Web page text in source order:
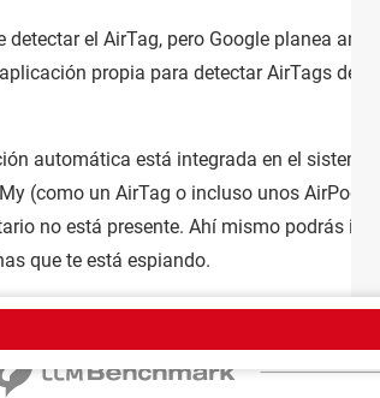
el AirTag, pero Google planea
propia para detectar AirTags
automática está integrada en el sistema.
(como un AirTag o incluso unos AirPods)
no está presente. Ahí mismo podrás
que te está espiando.